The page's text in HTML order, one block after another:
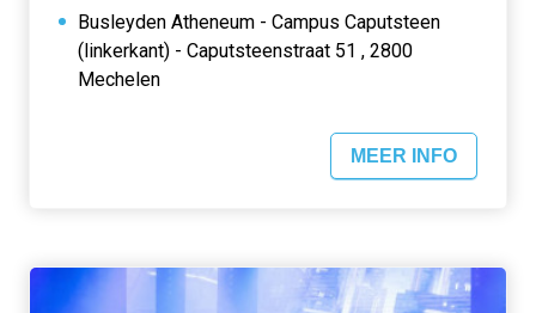
Busleyden Atheneum - Campus Caputsteen
(linkerkant) - Caputsteenstraat 51 , 2800
Mechelen
MEER INFO